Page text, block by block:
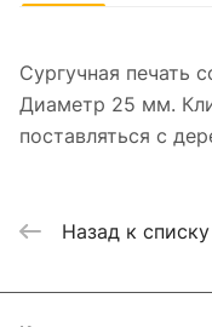
Сургучная печать
Диаметр 25 мм.
поставляться с
Назад к списку